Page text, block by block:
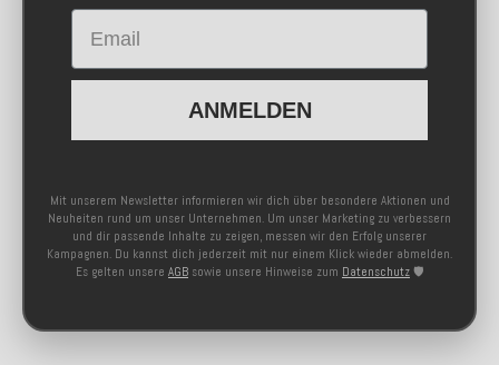
Email
ANMELDEN
Mit unserem Newsletter informieren wir dich über besondere Aktionen und
Neuheiten rund um unser Unternehmen. Um unser Marketing zu verbessern
und dir passende Inhalte zu zeigen, messen wir den Erfolg unserer
Kampagnen. Du kannst dich jederzeit mit nur einem Klick wieder abmelden.
Es gelten unsere AGB sowie unsere Hinweise zum Datenschutz 🛡️